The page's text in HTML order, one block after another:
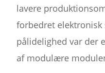
lavere
forbedret
pålidelighed var der
af modulære